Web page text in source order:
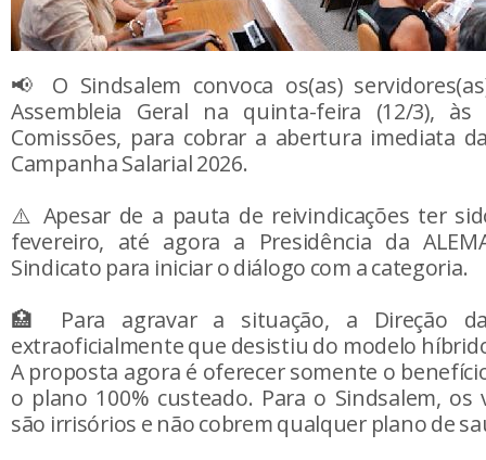
📢 O Sindsalem convoca os(as)
Assembleia Geral na quinta-feira (12/3),
Comissões, para cobrar a abertura imediata
Campanha Salarial 2026.
⚠️ Apesar de a pauta de reivindicações ter
fevereiro, até agora a Presidência da
Sindicato para iniciar o diálogo com a categoria.
🏥 Para agravar a situação, a Direção
extraoficialmente que desistiu do modelo
A proposta agora é oferecer somente o
o plano 100% custeado. Para o Sindsalem, os
são irrisórios e não cobrem qualquer plano de